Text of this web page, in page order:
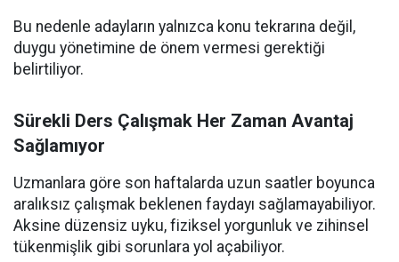
Bu nedenle adayların yalnızca konu tekrarına değil,
duygu yönetimine de önem vermesi gerektiği
belirtiliyor.
Sürekli Ders Çalışmak Her Zaman Avantaj
Sağlamıyor
Uzmanlara göre son haftalarda uzun saatler boyunca
aralıksız çalışmak beklenen faydayı sağlamayabiliyor.
Aksine düzensiz uyku, fiziksel yorgunluk ve zihinsel
tükenmişlik gibi sorunlara yol açabiliyor.